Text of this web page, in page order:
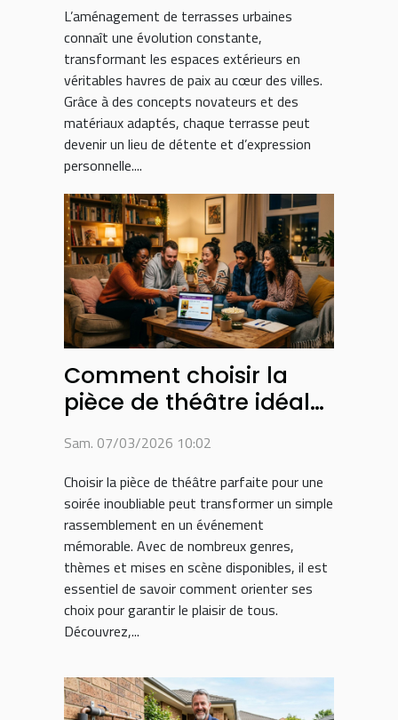
L’aménagement de terrasses urbaines
connaît une évolution constante,
transformant les espaces extérieurs en
véritables havres de paix au cœur des villes.
Grâce à des concepts novateurs et des
matériaux adaptés, chaque terrasse peut
devenir un lieu de détente et d’expression
personnelle....
Comment choisir la
pièce de théâtre idéale
?
Sam. 07/03/2026 10:02
Choisir la pièce de théâtre parfaite pour une
soirée inoubliable peut transformer un simple
rassemblement en un événement
mémorable. Avec de nombreux genres,
thèmes et mises en scène disponibles, il est
essentiel de savoir comment orienter ses
choix pour garantir le plaisir de tous.
Découvrez,...